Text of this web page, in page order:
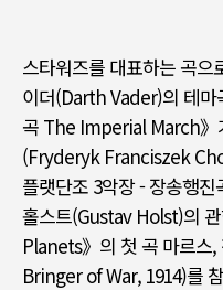
스타워즈를 대표하는 곡으
이더(Darth Vader)의 테마
곡 The Imperial March》
(Fryderyk Franciszek
플랫단조 3악장- 장송행진
홀스트(Gustav Holst)의
Planets》 의 첫 곡 마르스,
Bringer of War, 1914)를